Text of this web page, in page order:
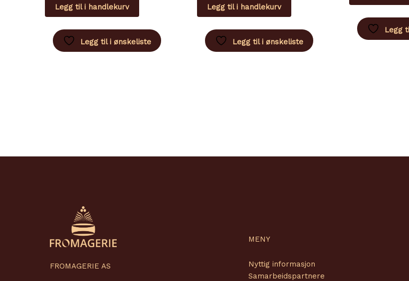
Legg til i handlekurv
Legg til i ønskeliste
Legg til i handlekurv
Legg til i ønskeliste
Legg
FROMAGERIE AS
MENY
Nyttig informasjon
Samarbeidspartnere